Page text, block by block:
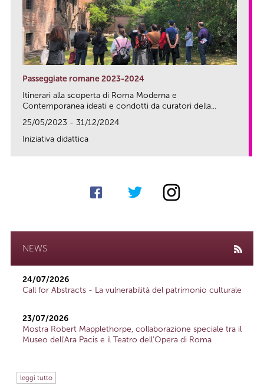
Passeggiate romane 2023-2024
Itinerari alla scoperta di Roma Moderna e
Contemporanea ideati e condotti da curatori della...
25/05/2023 - 31/12/2024
Iniziativa didattica
NEWS
24/07/2026
Call for Abstracts - La vulnerabilità del patrimonio culturale
23/07/2026
Mostra Robert Mapplethorpe, collaborazione speciale tra il
Museo dell'Ara Pacis e il Teatro dell'Opera di Roma
leggi tutto